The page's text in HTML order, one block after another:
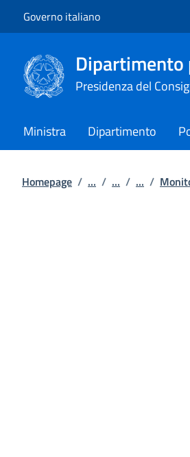
Governo italiano
Presidenza del
Ministra Dipartimento
Homepage / ... / ... / ... /